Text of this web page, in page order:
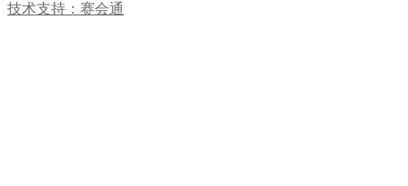
技术支持：赛会通